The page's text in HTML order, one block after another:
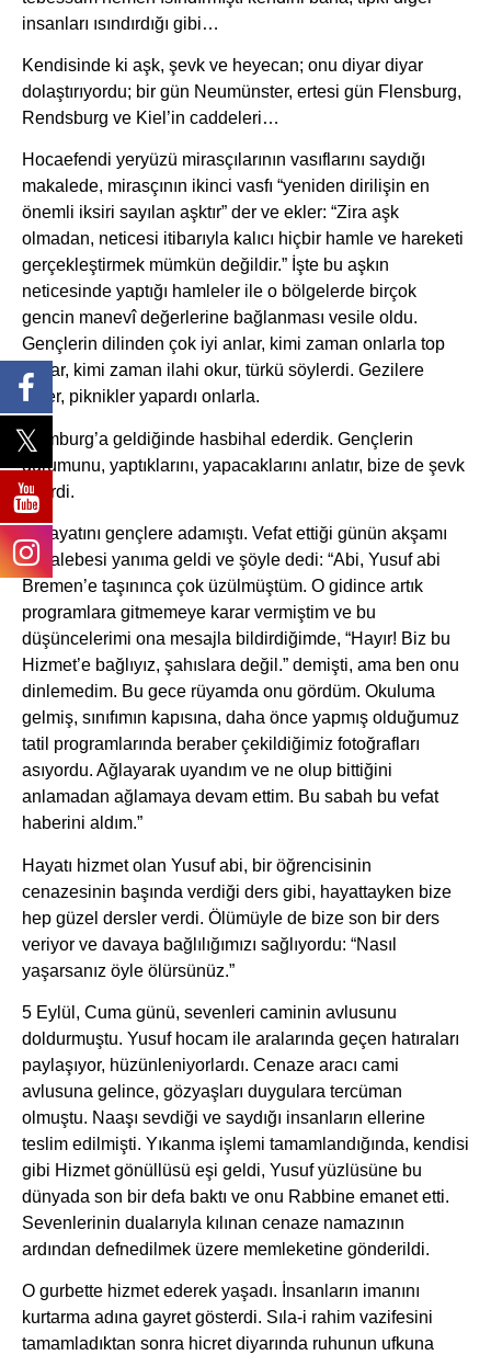
insanları ısındırdığı gibi…
Kendisinde ki aşk, şevk ve heyecan; onu diyar diyar
dolaştırıyordu; bir gün Neumünster, ertesi gün Flensburg,
Rendsburg ve Kiel’in caddeleri…
Hocaefendi yeryüzü mirasçılarının vasıflarını saydığı
makalede, mirasçının ikinci vasfı “yeniden dirilişin en
önemli iksiri sayılan aşktır” der ve ekler: “Zira aşk
olmadan, neticesi itibarıyla kalıcı hiçbir hamle ve hareketi
gerçekleştirmek mümkün değildir.” İşte bu aşkın
neticesinde yaptığı hamleler ile o bölgelerde birçok
gencin manevî değerlerine bağlanması vesile oldu.
Gençlerin dilinden çok iyi anlar, kimi zaman onlarla top
oynar, kimi zaman ilahi okur, türkü söylerdi. Gezilere
gider, piknikler yapardı onlarla.
Hamburg’a geldiğinde hasbihal ederdik. Gençlerin
durumunu, yaptıklarını, yapacaklarını anlatır, bize de şevk
verirdi.
O hayatını gençlere adamıştı. Vefat ettiği günün akşamı
bir talebesi yanıma geldi ve şöyle dedi: “Abi, Yusuf abi
Bremen’e taşınınca çok üzülmüştüm. O gidince artık
programlara gitmemeye karar vermiştim ve bu
düşüncelerimi ona mesajla bildirdiğimde, “Hayır! Biz bu
Hizmet’e bağlıyız, şahıslara değil.” demişti, ama ben onu
dinlemedim. Bu gece rüyamda onu gördüm. Okuluma
gelmiş, sınıfımın kapısına, daha önce yapmış olduğumuz
tatil programlarında beraber çekildiğimiz fotoğrafları
asıyordu. Ağlayarak uyandım ve ne olup bittiğini
anlamadan ağlamaya devam ettim. Bu sabah bu vefat
haberini aldım.”
Hayatı hizmet olan Yusuf abi, bir öğrencisinin
cenazesinin başında verdiği ders gibi, hayattayken bize
hep güzel dersler verdi. Ölümüyle de bize son bir ders
veriyor ve davaya bağlılığımızı sağlıyordu: “Nasıl
yaşarsanız öyle ölürsünüz.”
5 Eylül, Cuma günü, sevenleri caminin avlusunu
doldurmuştu. Yusuf hocam ile aralarında geçen hatıraları
paylaşıyor, hüzünleniyorlardı. Cenaze aracı cami
avlusuna gelince, gözyaşları duygulara tercüman
olmuştu. Naaşı sevdiği ve saydığı insanların ellerine
teslim edilmişti. Yıkanma işlemi tamamlandığında, kendisi
gibi Hizmet gönüllüsü eşi geldi, Yusuf yüzlüsüne bu
dünyada son bir defa baktı ve onu Rabbine emanet etti.
Sevenlerinin dualarıyla kılınan cenaze namazının
ardından defnedilmek üzere memleketine gönderildi.
O gurbette hizmet ederek yaşadı. İnsanların imanını
kurtarma adına gayret gösterdi. Sıla-i rahim vazifesini
tamamladıktan sonra hicret diyarında ruhunun ufkuna